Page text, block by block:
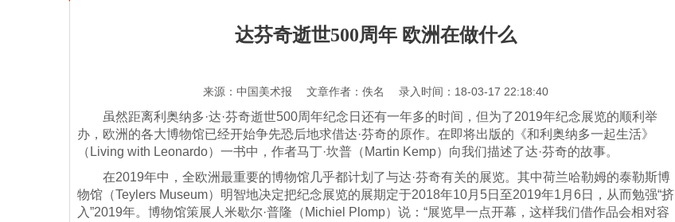
达芬奇逝世500周年 欧洲在做什么
来源：中国美术报 文章作者：佚名 录入时间：18-03-17 22:18:40
虽然距离利奥纳多·达·芬奇逝世500周年纪念日还有一年多的时间，但为了2019年纪念展览的顺利举
办，欧洲的各大博物馆已经开始争先恐后地求借达·芬奇的原作。在即将出版的《和利奥纳多一起生活》
（Living with Leonardo）一书中，作者马丁·坎普（Martin Kemp）向我们描述了达·芬奇的故事。
在2019年中，全欧洲最重要的博物馆几乎都计划了与达·芬奇有关的展览。其中荷兰哈勒姆的泰勒斯博
物馆（Teylers Museum）明智地决定把纪念展览的展期定于2018年10月5日至2019年1月6日，从而勉强“挤
入”2019年。博物馆策展人米歇尔·普隆（Michiel Plomp）说：“展览早一点开幕，这样我们借作品会相对容